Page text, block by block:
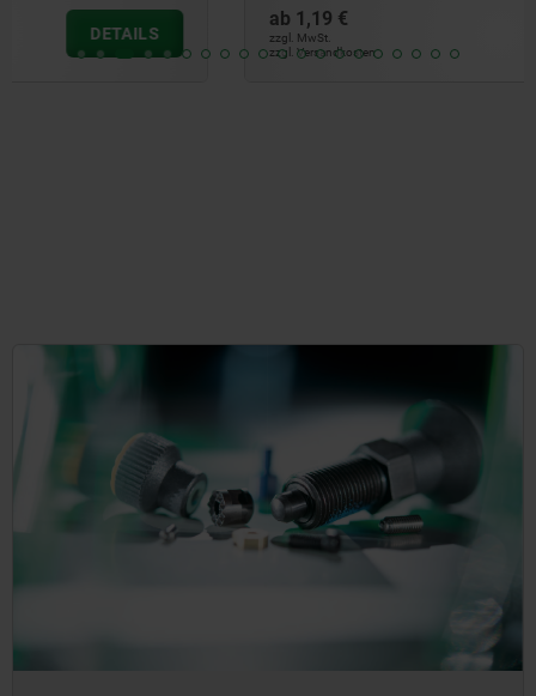
1,19 €
zzgl. MwSt.
zzgl. Versandkosten